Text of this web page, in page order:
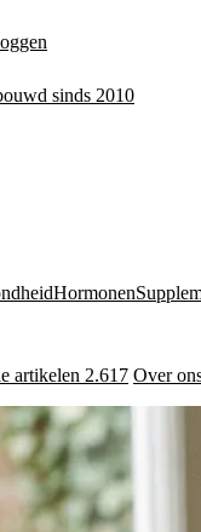
sinds 2010
Hormonen
artikelen 2.617 Over